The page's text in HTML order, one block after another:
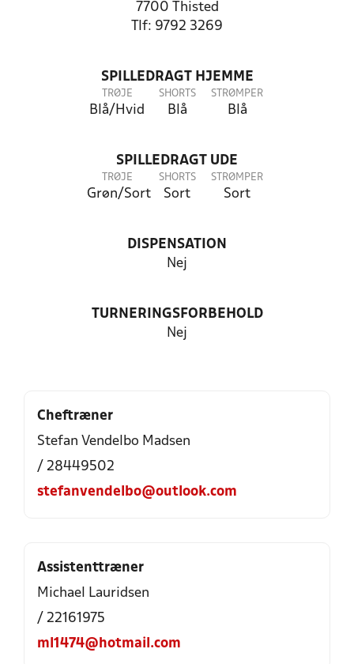
7700 Thisted
Tlf: 9792 3269
SPILLEDRAGT HJEMME
TRØJE
Blå/Hvid
SHORTS
Blå
STRØMPER
Blå
SPILLEDRAGT UDE
TRØJE
Grøn/Sort
SHORTS
Sort
STRØMPER
Sort
DISPENSATION
Nej
TURNERINGSFORBEHOLD
Nej
Cheftræner
Stefan Vendelbo Madsen
/ 28449502
stefanvendelbo@outlook.com
Assistenttræner
Michael Lauridsen
/ 22161975
ml1474@hotmail.com